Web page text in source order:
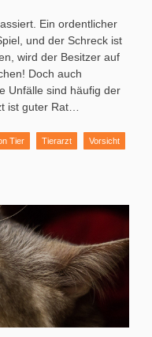
Ein ordentlicher
und der Schreck ist
wird der Besitzer auf
Doch auch
Unfälle sind häufig der
ist guter Rat…
Tier Tierarzt Vorsicht